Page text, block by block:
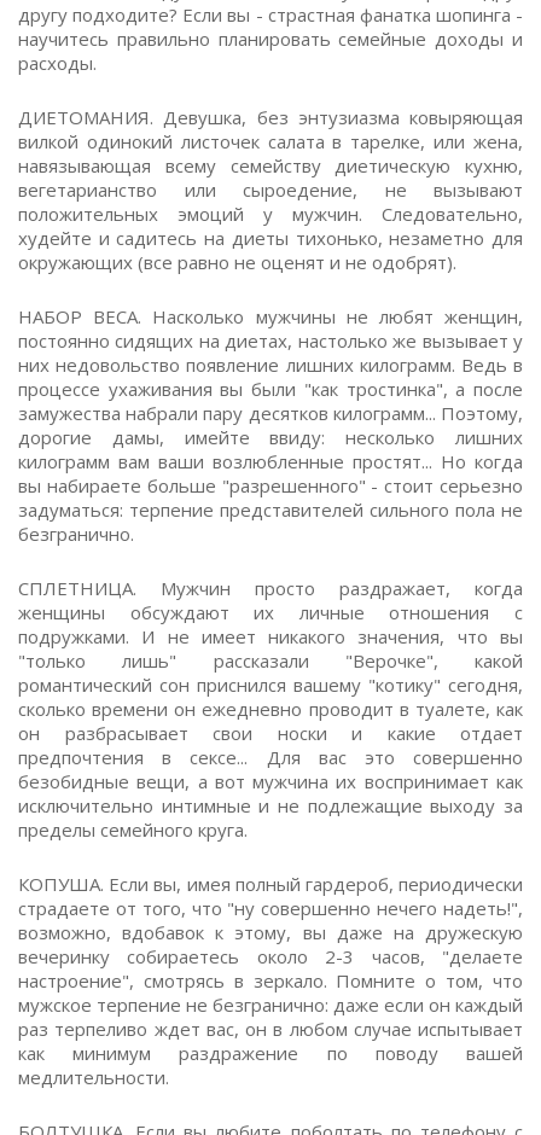
другу подходите? Если вы - страстная фанатка шопинга -
научитесь правильно планировать семейные доходы и
расходы.
ДИЕТОМАНИЯ. Девушка, без энтузиазма ковыряющая
вилкой одинокий листочек салата в тарелке, или жена,
навязывающая всему семейству диетическую кухню,
вегетарианство или сыроедение, не вызывают
положительных эмоций у мужчин. Следовательно,
худейте и садитесь на диеты тихонько, незаметно для
окружающих (все равно не оценят и не одобрят).
НАБОР ВЕСА. Насколько мужчины не любят женщин,
постоянно сидящих на диетах, настолько же вызывает у
них недовольство появление лишних килограмм. Ведь в
процессе ухаживания вы были "как тростинка", а после
замужества набрали пару десятков килограмм... Поэтому,
дорогие дамы, имейте ввиду: несколько лишних
килограмм вам ваши возлюбленные простят... Но когда
вы набираете больше "разрешенного" - стоит серьезно
задуматься: терпение представителей сильного пола не
безгранично.
СПЛЕТНИЦА. Мужчин просто раздражает, когда
женщины обсуждают их личные отношения с
подружками. И не имеет никакого значения, что вы
"только лишь" рассказали "Верочке", какой
романтический сон приснился вашему "котику" сегодня,
сколько времени он ежедневно проводит в туалете, как
он разбрасывает свои носки и какие отдает
предпочтения в сексе... Для вас это совершенно
безобидные вещи, а вот мужчина их воспринимает как
исключительно интимные и не подлежащие выходу за
пределы семейного круга.
КОПУША. Если вы, имея полный гардероб, периодически
страдаете от того, что "ну совершенно нечего надеть!",
возможно, вдобавок к этому, вы даже на дружескую
вечеринку собираетесь около 2-3 часов, "делаете
настроение", смотрясь в зеркало. Помните о том, что
мужское терпение не безгранично: даже если он каждый
раз терпеливо ждет вас, он в любом случае испытывает
как минимум раздражение по поводу вашей
медлительности.